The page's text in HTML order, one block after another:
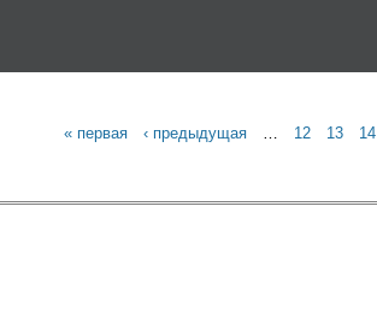
« первая ‹ предыдущая 12 13 14